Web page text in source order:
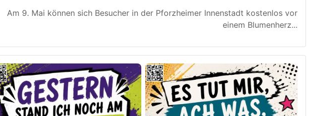
Am 9. Mai können sich Besucher in der Pforzheimer Innenstadt kostenlos vor
einem Blumenherz...